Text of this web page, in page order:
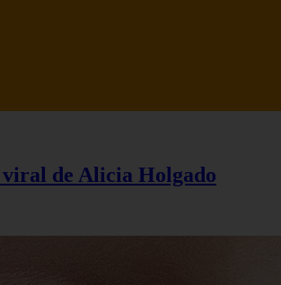
de Alicia Holgado